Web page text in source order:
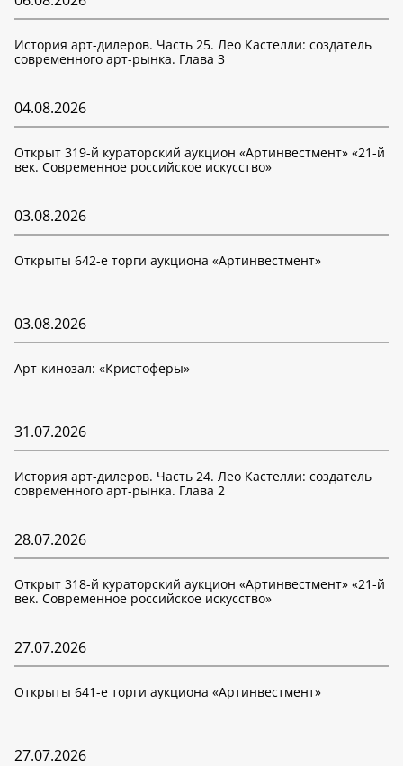
История арт-дилеров. Часть 25. Лео Кастелли: создатель
современного арт-рынка. Глава 3
04.08.2026
Открыт 319-й кураторский аукцион «Артинвестмент» «21-й
век. Современное российское искусство»
03.08.2026
Открыты 642-е торги аукциона «Артинвестмент»
03.08.2026
Арт-кинозал: «Кристоферы»
31.07.2026
История арт-дилеров. Часть 24. Лео Кастелли: создатель
современного арт-рынка. Глава 2
28.07.2026
Открыт 318-й кураторский аукцион «Артинвестмент» «21-й
век. Современное российское искусство»
27.07.2026
Открыты 641-е торги аукциона «Артинвестмент»
27.07.2026